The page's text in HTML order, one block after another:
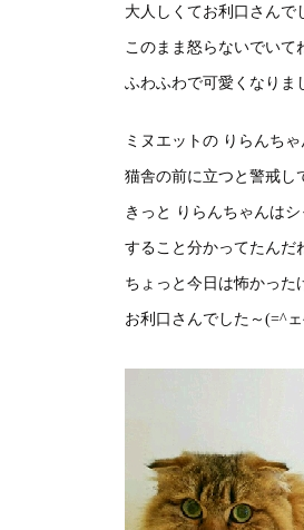
大人しくてお利口さん
このまま怒らないでいて
ふわふわで可愛くなりま
ミヌエットの りらんちゃ
猫舎の前に立つと警戒し
きっと りらんちゃんは
すること分かってたんだ
ちょっと今日は怖かった
お利口さんでした～(=^